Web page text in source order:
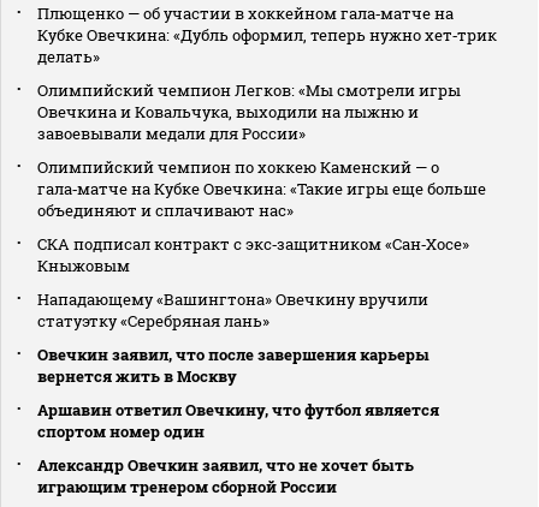
Плющенко — об участии в хоккейном гала‑матче на
Кубке Овечкина: «Дубль оформил, теперь нужно хет‑трик
делать»
Олимпийский чемпион Легков: «Мы смотрели игры
Овечкина и Ковальчука, выходили на лыжню и
завоевывали медали для России»
Олимпийский чемпион по хоккею Каменский — о
гала‑матче на Кубке Овечкина: «Такие игры еще больше
объединяют и сплачивают нас»
СКА подписал контракт с экс‑защитником «Сан‑Хосе»
Кныжовым
Нападающему «Вашингтона» Овечкину вручили
статуэтку «Серебряная лань»
Овечкин заявил, что после завершения карьеры
вернется жить в Москву
Аршавин ответил Овечкину, что футбол является
спортом номер один
Александр Овечкин заявил, что не хочет быть
играющим тренером сборной России